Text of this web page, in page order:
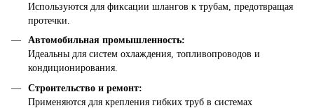
Используются для фиксации шлангов к трубам, предотвращая
протечки.
Автомобильная промышленность:
Идеальны для систем охлаждения, топливопроводов и
кондиционирования.
Строительство и ремонт:
Применяются для крепления гибких труб в системах